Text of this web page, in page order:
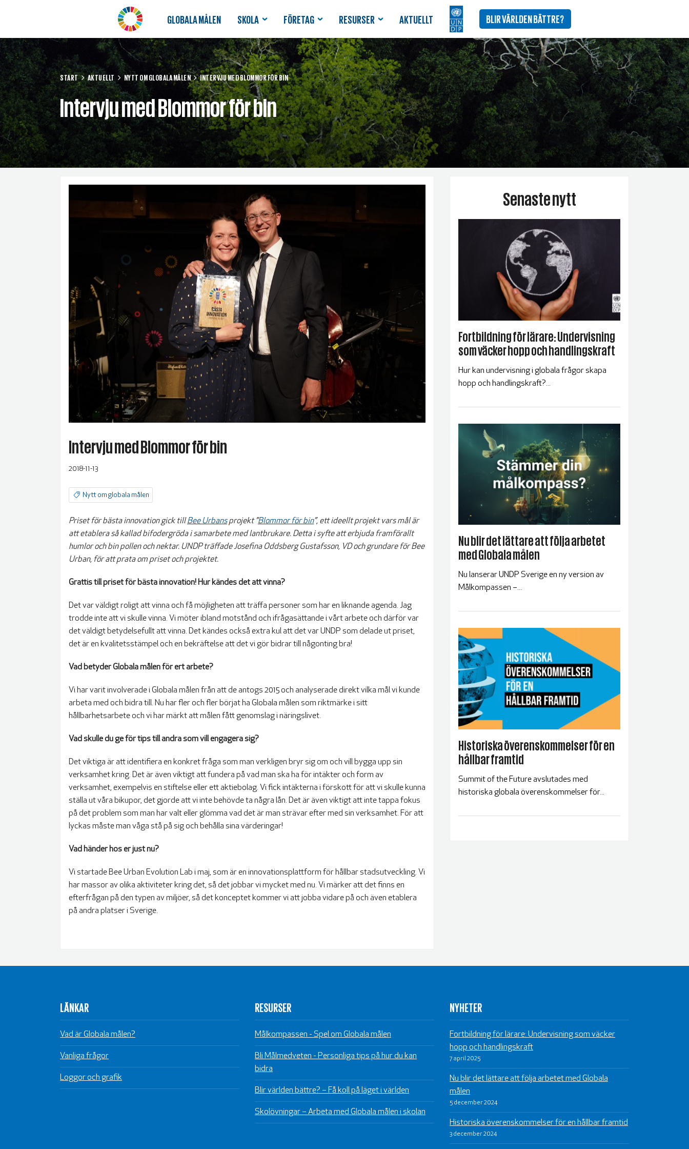
GLOBALA MÅLEN SKOLA FÖRETAG RESURSER AKTUELLT BLIR VÄRLDEN BÄTTRE?
START AKTUELLT NYTT OM GLOBALA MÅLEN INTERVJU MED BLOMMOR FÖR BIN
Intervju med Blommor för bin
Intervju med Blommor för bin
2018-11-13
Nytt om globala målen
Priset för bästa innovation gick tillBee Urbansprojekt ”Blommor för bin”, ett ideellt projekt vars mål är
att etablera så kallad bifodergröda i samarbete med lantbrukare. Detta i syfte att erbjuda framförallt
humlor och bin pollen och nektar. UNDP träffade Josefina Oddsberg Gustafsson, VD och grundare för Bee
Urban, för att prata om priset och projektet.
Grattis till priset för bästa innovation! Hur kändes det att vinna?
Det var väldigt roligt att vinna och få möjligheten att träffa personer som har en liknande agenda. Jag
trodde inte att vi skulle vinna. Vi möter ibland motstånd och ifrågasättande i vårt arbete och därför var
det väldigt betydelsefullt att vinna. Det kändes också extra kul att det var UNDP som delade ut priset,
det är en kvalitetsstämpel och en bekräftelse att det vi gör bidrar till någonting bra!
Vad betyder Globala målen för ert arbete?
Vi har varit involverade i Globala målen från att de antogs 2015 och analyserade direkt vilka mål vi kunde
arbeta med och bidra till. Nu har fler och fler börjat ha Globala målen som riktmärke i sitt
hållbarhetsarbete och vi har märkt att målen fått genomslag i näringslivet.
Vad skulle du ge för tips till andra som vill engagera sig?
Det viktiga är att identifiera en konkret fråga som man verkligen bryr sig om och vill bygga upp sin
verksamhet kring. Det är även viktigt att fundera på vad man ska ha för intäkter och form av
verksamhet, exempelvis en stiftelse eller ett aktiebolag. Vi fick intäkterna i förskott för att vi skulle kunna
ställa ut våra bikupor, det gjorde att vi inte behövde ta några lån. Det är även viktigt att inte tappa fokus
på det problem som man har valt eller glömma vad det är man strävar efter med sin verksamhet. För att
lyckas måste man våga stå på sig och behålla sina värderingar!
Vad händer hos er just nu?
Vi startade Bee Urban Evolution Lab i maj, som är en innovationsplattform för hållbar stadsutveckling. Vi
har massor av olika aktiviteter kring det, så det jobbar vi mycket med nu. Vi märker att det finns en
efterfrågan på den typen av miljöer, så det konceptet kommer vi att jobba vidare på och även etablera
på andra platser i Sverige.
Senaste nytt
Fortbildning för lärare: Undervisning
som väcker hopp och handlingskraft
Hur kan undervisning i globala frågor skapa
hopp och handlingskraft?...
Nu blir det lättare att följa arbetet
med Globala målen
Nu lanserar UNDP Sverige en ny version av
Målkompassen –...
Historiska överenskommelser för en
hållbar framtid
Summit of the Future avslutades med
historiska globala överenskommelser för...
LÄNKAR
Vad är Globala målen?
Vanliga frågor
Loggor och grafik
RESURSER
Målkompassen - Spel om Globala målen
Bli Målmedveten - Personliga tips på hur du kan
bidra
Blir världen bättre? – Få koll på läget i världen
Skolövningar – Arbeta med Globala målen i skolan
NYHETER
Fortbildning för lärare: Undervisning som väcker
hopp och handlingskraft
7 april 2025
Nu blir det lättare att följa arbetet med Globala
målen
5 december 2024
Historiska överenskommelser för en hållbar framtid
3 december 2024